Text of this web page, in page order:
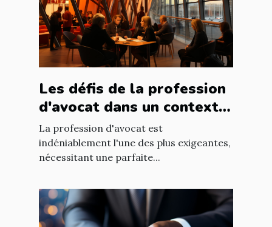
Les défis de la profession
d'avocat dans un contexte
international à Nantes
La profession d'avocat est
indéniablement l'une des plus exigeantes,
nécessitant une parfaite...